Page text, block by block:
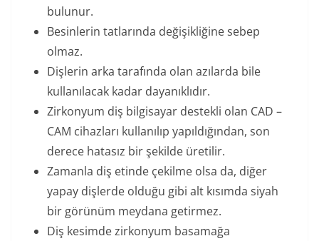
bulunur.
Besinlerin tatlarında değişikliğine sebep
olmaz.
Dişlerin arka tarafında olan azılarda bile
kullanılacak kadar dayanıklıdır.
Zirkonyum diş bilgisayar destekli olan CAD –
CAM cihazları kullanılıp yapıldığından, son
derece hatasız bir şekilde üretilir.
Zamanla diş etinde çekilme olsa da, diğer
yapay dişlerde olduğu gibi alt kısımda siyah
bir görünüm meydana getirmez.
Diş kesimde zirkonyum basamağa